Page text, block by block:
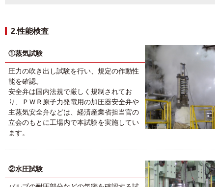
2.性能検査
①蒸気試験
圧力の吹き出し試験を行い、規定の作動性
能を確認。
安全弁は国内法規で厳しく規制されてお
り、ＰＷＲ原子力発電用の加圧器安全弁や
主蒸気安全弁などは、経済産業省担当官の
立会のもとに工場内で本試験を実施してい
ます。
②水圧試験